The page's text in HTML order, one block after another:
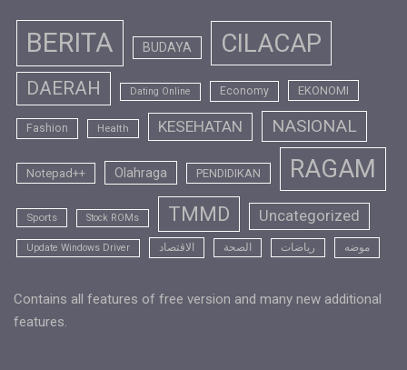
BERITA BUDAYA CILACAP
DAERAH Dating Online Economy EKONOMI
Fashion Health KESEHATAN NASIONAL
Notepad++ Olahraga PENDIDIKAN RAGAM
Sports Stock ROMs TMMD Uncategorized
Update Windows Driver الاقتصاد الصحة رياضات موضه
Contains all features of free version and many new additional
features.